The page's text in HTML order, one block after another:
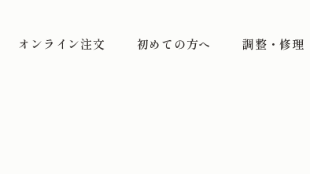
オンライン注文 初めての方へ 調整・修理